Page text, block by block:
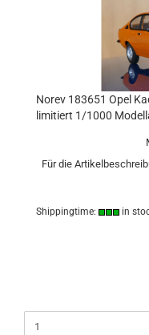
Norev 183651 Opel
limitiert 1/1000
Für die
Shippingtime: in